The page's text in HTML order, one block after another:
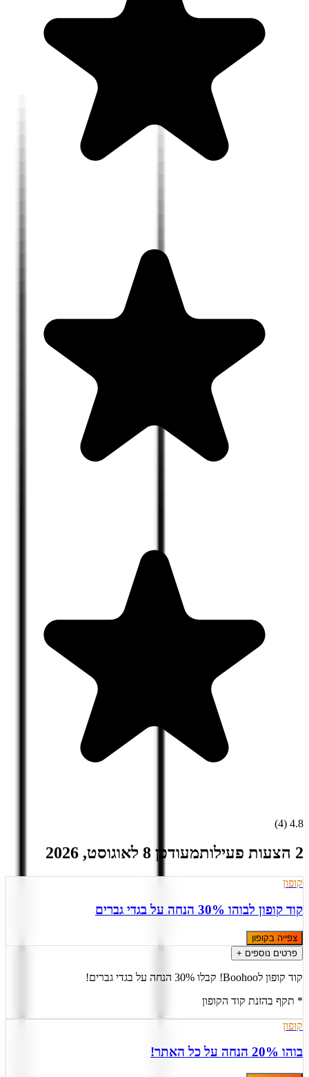
4.8
(
4
)
2 הצעות פעילות מעודכן 8 לאוגוסט,
2026
קופון
קוד קופון לבוהו 30% הנחה על בגדי גברים
צפייה בקופון
פרטים נוספים +
קוד קופון לBoohoo! קבלו 30% הנחה על בגדי גברים!
* תקף בהזנת קוד הקופון
קופון
בוהו 20% הנחה על כל האתר!